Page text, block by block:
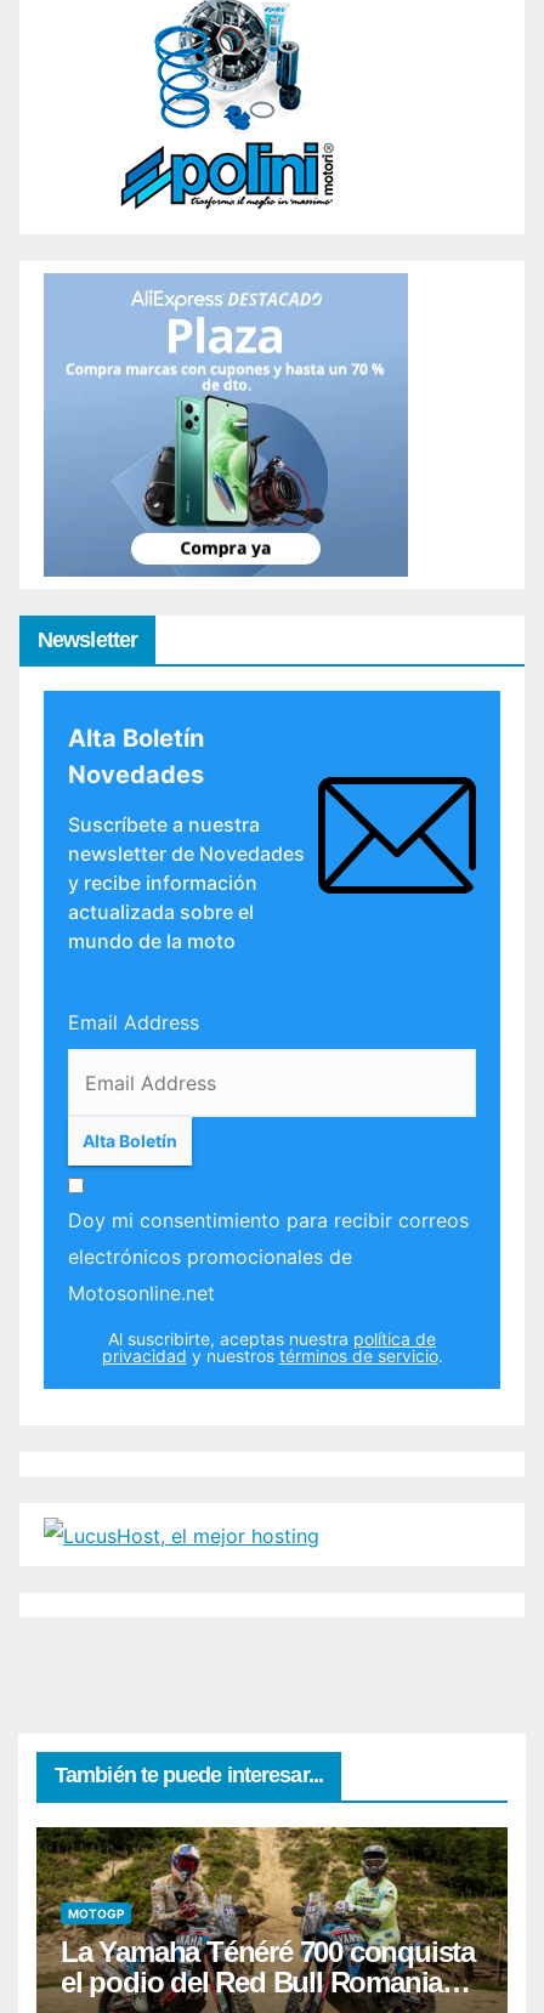
Newsletter
Alta Boletín
Novedades
Suscríbete a nuestra
newsletter de Novedades
y recibe información
actualizada sobre el
mundo de la moto
Email Address
Doy mi consentimiento para recibir correos
electrónicos promocionales de
Motosonline.net
Al suscribirte, aceptas nuestra política de
privacidad y nuestros términos de servicio.
También te puede interesar...
MOTOGP
La Yamaha Ténéré 700 conquista
el podio del Red Bull Romaniacs